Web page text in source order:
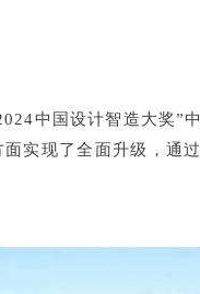
中国设计智造大奖”
实现了全面升级，通